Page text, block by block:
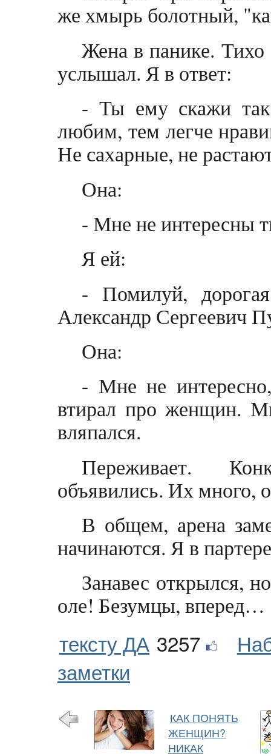
же хмырь болотный,
Жена в панике. Тихо
услышал. Я в ответ:
- Ты ему скажи
любим, тем легче
Не сахарные, не
Она:
- Мне не интересны
Я ей:
- Помилуй,
Александр Сергеевич
Она:
- Мне не
втирал про женщин.
вляпался.
Переживает.
объявились. Их много,
В общем, арена
начинаются. Я в
Занавес открылся,
оле! Безумцы, вперед…
тексту ДА 3257
заметки
КАК ПОНЯТЬ
ЖЕНЩИН?
НИКАК